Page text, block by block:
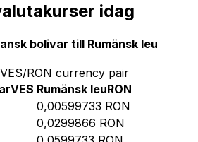
idag
bolivar till Rumänsk leu
RON currency pair
VES Rumänsk leuRON
0,00599733 RON
0,0299866 RON